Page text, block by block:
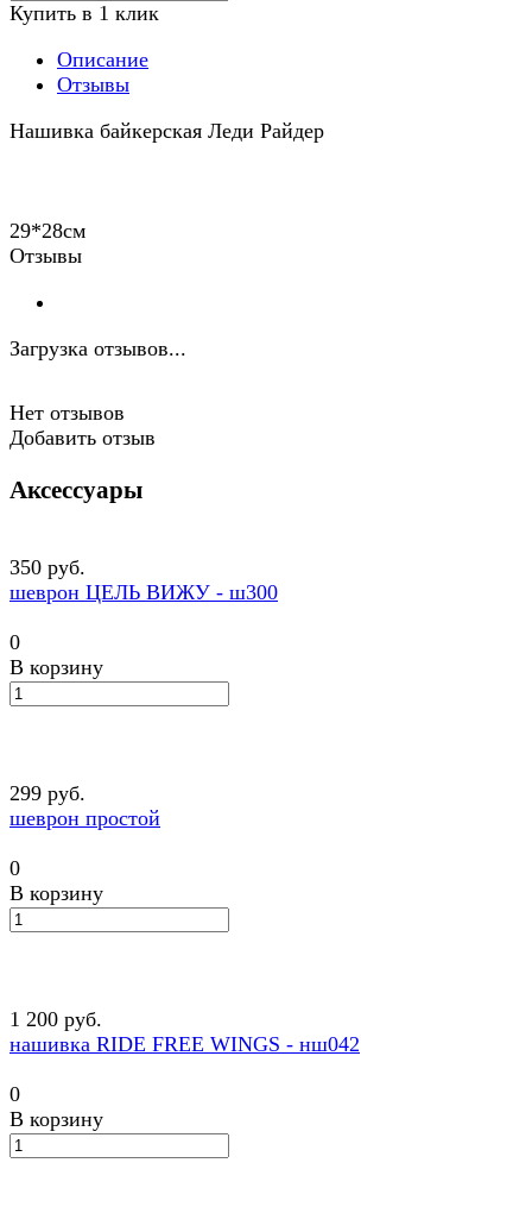
Купить в 1 клик
Описание
Отзывы
Нашивка байкерская Леди Райдер
29*28см
Отзывы
Загрузка отзывов...
Нет отзывов
Добавить отзыв
Аксессуары
350 руб.
шеврон ЦЕЛЬ ВИЖУ - ш300
0
В корзину
299 руб.
шеврон простой
0
В корзину
1 200 руб.
нашивка RIDE FREE WINGS - нш042
0
В корзину